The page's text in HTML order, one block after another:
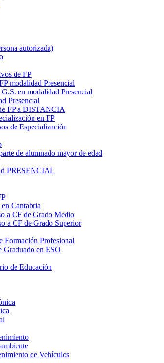
autorizada)
de FP
modalidad Presencial
en modalidad Presencial
Presencial
FP a DISTANCIA
en FP
de Especialización
de alumnado mayor de edad
PRESENCIAL
Cantabria
a CF de Grado Medio
a CF de Grado Superior
Formación Profesional
Graduado en ESO
de Educación
de Vehículos